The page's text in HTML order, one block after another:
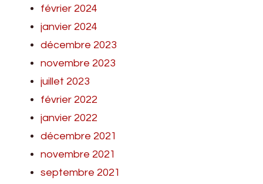
février 2024
janvier 2024
décembre 2023
novembre 2023
juillet 2023
février 2022
janvier 2022
décembre 2021
novembre 2021
septembre 2021